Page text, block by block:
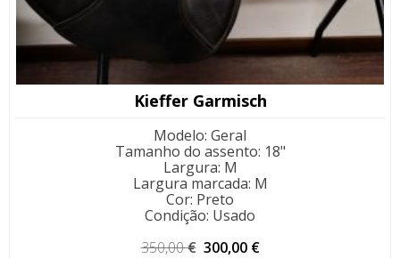
Kieffer Garmisch
Modelo: Geral
Tamanho do assento: 18"
Largura: M
Largura marcada: M
Cor: Preto
Condição: Usado
350,00€ O
300,00 €